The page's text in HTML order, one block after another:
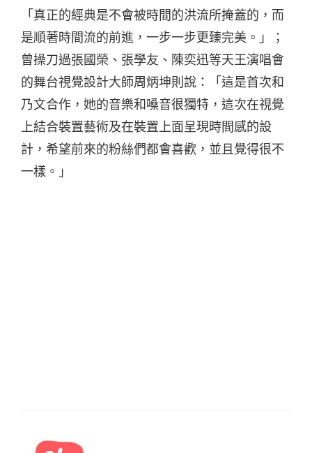
「真正的經典是不會被時間的洪流所掩蓋的，而
是順著時間流的前進，一步一步更臻完美。」；
曾操刀過張國榮、張學友、陳奕迅等天王演唱會
的舞台視覺設計大師周炳坤則說：「這是首次和
乃文合作，她的音樂和嗓音很獨特，這次在視覺
上結合裝置藝術及在裝置上面呈現時間感的設
計，希望前來的粉絲們都會喜歡，並且覺得很不
一樣。」